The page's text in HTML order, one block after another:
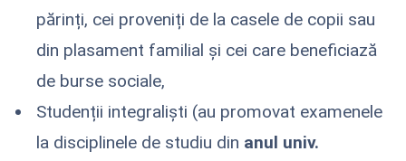
părinți, cei proveniți de la casele de copii sau
din plasament familial şi cei care beneficiază
de burse sociale,
Studenții integraliști (au promovat examenele
la disciplinele de studiu din anul univ.